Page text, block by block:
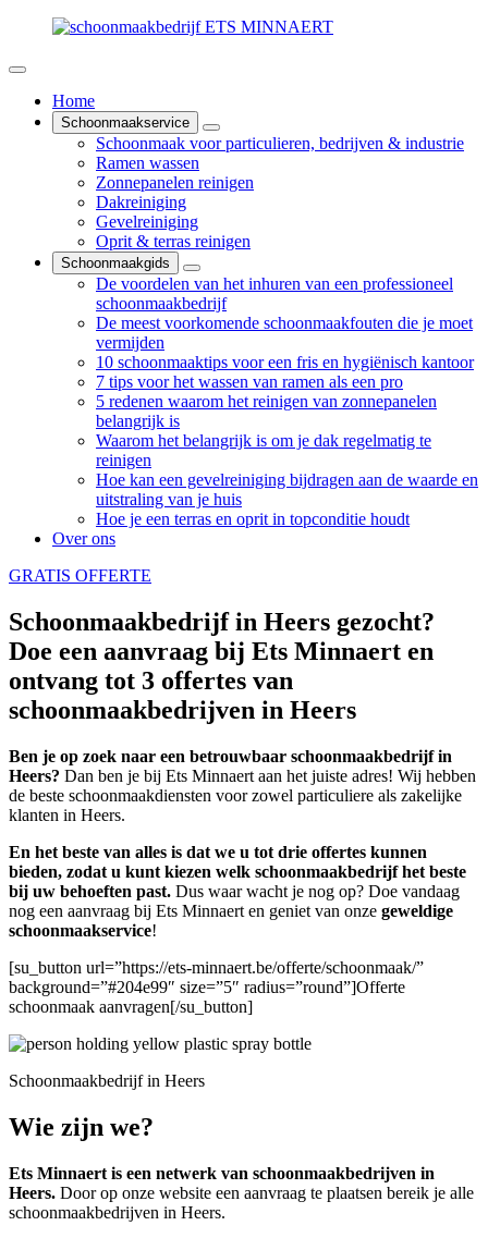
Home
Schoonmaakservice
Schoonmaak voor particulieren, bedrijven & industrie
Ramen wassen
Zonnepanelen reinigen
Dakreiniging
Gevelreiniging
Oprit & terras reinigen
Schoonmaakgids
De voordelen van het inhuren van een professioneel
schoonmaakbedrijf
De meest voorkomende schoonmaakfouten die je moet
vermijden
10 schoonmaaktips voor een fris en hygiënisch kantoor
7 tips voor het wassen van ramen als een pro
5 redenen waarom het reinigen van zonnepanelen
belangrijk is
Waarom het belangrijk is om je dak regelmatig te
reinigen
Hoe kan een gevelreiniging bijdragen aan de waarde en
uitstraling van je huis
Hoe je een terras en oprit in topconditie houdt
Over ons
GRATIS OFFERTE
Schoonmaakbedrijf in Heers gezocht?
Doe een aanvraag bij Ets Minnaert en
ontvang tot 3 offertes van
schoonmaakbedrijven in Heers
Ben je op zoek naar een betrouwbaar schoonmaakbedrijf in
Heers? Dan ben je bij Ets Minnaert aan het juiste adres! Wij hebben
de beste schoonmaakdiensten voor zowel particuliere als zakelijke
klanten in Heers.
En het beste van alles is dat we u tot drie offertes kunnen
bieden, zodat u kunt kiezen welk schoonmaakbedrijf het beste
bij uw behoeften past. Dus waar wacht je nog op? Doe vandaag
nog een aanvraag bij Ets Minnaert en geniet van onze geweldige
schoonmaakservice!
[su_button url=”https://ets-minnaert.be/offerte/schoonmaak/”
background=”#204e99″ size=”5″ radius=”round”]Offerte
schoonmaak aanvragen[/su_button]
Schoonmaakbedrijf in Heers
Wie zijn we?
Ets Minnaert is een netwerk van schoonmaakbedrijven in
Heers. Door op onze website een aanvraag te plaatsen bereik je alle
schoonmaakbedrijven in Heers.